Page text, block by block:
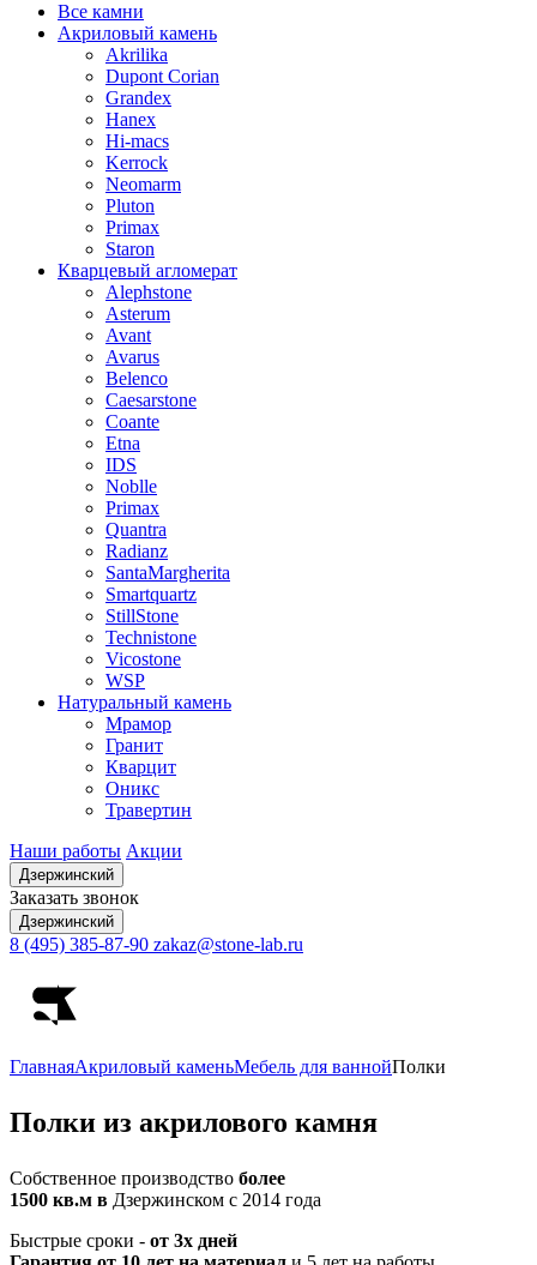
Все камни
Акриловый камень
Akrilika
Dupont Corian
Grandex
Hanex
Hi-macs
Kerrock
Neomarm
Pluton
Primax
Staron
Кварцевый агломерат
Alephstone
Asterum
Avant
Avarus
Belenco
Caesarstone
Coante
Etna
IDS
Noblle
Primax
Quantra
Radianz
SantaMargherita
Smartquartz
StillStone
Technistone
Vicostone
WSP
Натуральный камень
Мрамор
Гранит
Кварцит
Оникс
Травертин
Наши работы Акции
Дзержинский
Заказать звонок
Дзержинский
8 (495) 385-87-90 zakaz@stone-lab.ru
ГлавнаяАкриловый каменьМебель для ваннойПолки
Полки из акрилового камня
Собственное производство более
1500 кв.м в Дзержинском с 2014 года
Быстрые сроки - от 3х дней